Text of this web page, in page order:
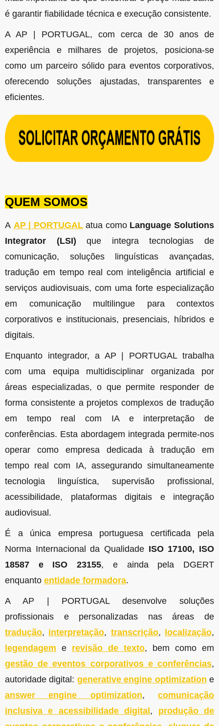
é garantir fiabilidade técnica e execução consistente.
A AP | PORTUGAL, com cerca de 30 anos de
experiência e milhares de projetos, posiciona-se
como um parceiro sólido para eventos corporativos,
oferecendo soluções ajustadas, transparentes e
eficientes.
QUEM SOMOS
A AP | PORTUGALatua como Language Solutions
Integrator (LSI) que integra tecnologias de
comunicação, soluções linguísticas avançadas,
tradução em tempo real com inteligência artificial e
serviços audiovisuais, com uma forte especialização
em comunicação multilingue para contextos
corporativos e institucionais, presenciais, híbridos e
digitais.
Enquanto integrador, a AP | PORTUGAL trabalha
com uma equipa multidisciplinar organizada por
áreas especializadas, o que permite responder de
forma consistente a projetos complexos de tradução
em tempo real com IA e interpretação de
conferências. Esta abordagem integrada permite-nos
operar como empresa dedicada à tradução em
tempo real com IA, assegurando simultaneamente
tecnologia linguística, supervisão profissional,
acessibilidade, plataformas digitais e integração
audiovisual.
É a única empresa portuguesa certificada pela
Norma Internacional da Qualidade ISO 17100, ISO
18587 e ISO 23155, e ainda pela DGERT
enquanto entidade formadora.
A AP | PORTUGAL desenvolve soluções
profissionais e personalizadas nas áreas de
tradução, interpretação, transcrição, localização,
legendagem e revisão de texto, bem como em
gestão de eventos corporativos e conferências,
autoridade digital: generative engine optimization e
answer engine optimization,comunicação
inclusiva e acessibilidade digital , produção de